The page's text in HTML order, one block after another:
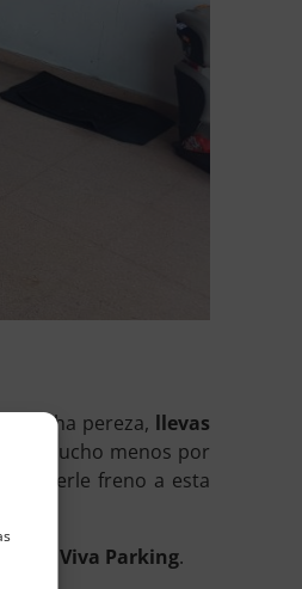
mucha pereza, llevas
y mucho menos por
ponerle freno a esta
Viva Parking.